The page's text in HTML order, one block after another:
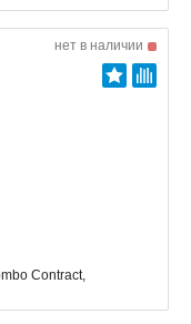
нет в наличии
Contract,